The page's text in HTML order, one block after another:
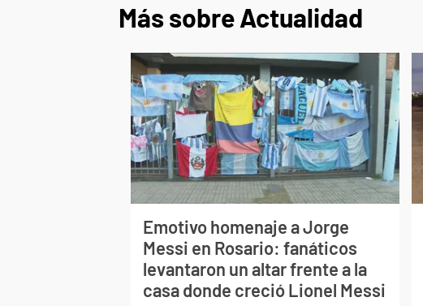
Más sobre Actualidad
Emotivo homenaje a Jorge
Messi en Rosario: fanáticos
levantaron un altar frente a la
casa donde creció Lionel Messi